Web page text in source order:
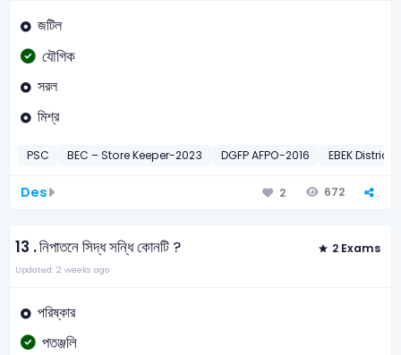
জটিল
যৌগিক
সরল
মিশ্র
PSC BEC – Store Keeper-2023 DGFP AFPO-2016 EBEK
Des 2 672
13 .নিপাতনে সিদ্ধ সন্ধি কোনটি ? 2 Exams
Updated: 2 weeks ago
পরিষ্কার
পতঞ্জলি